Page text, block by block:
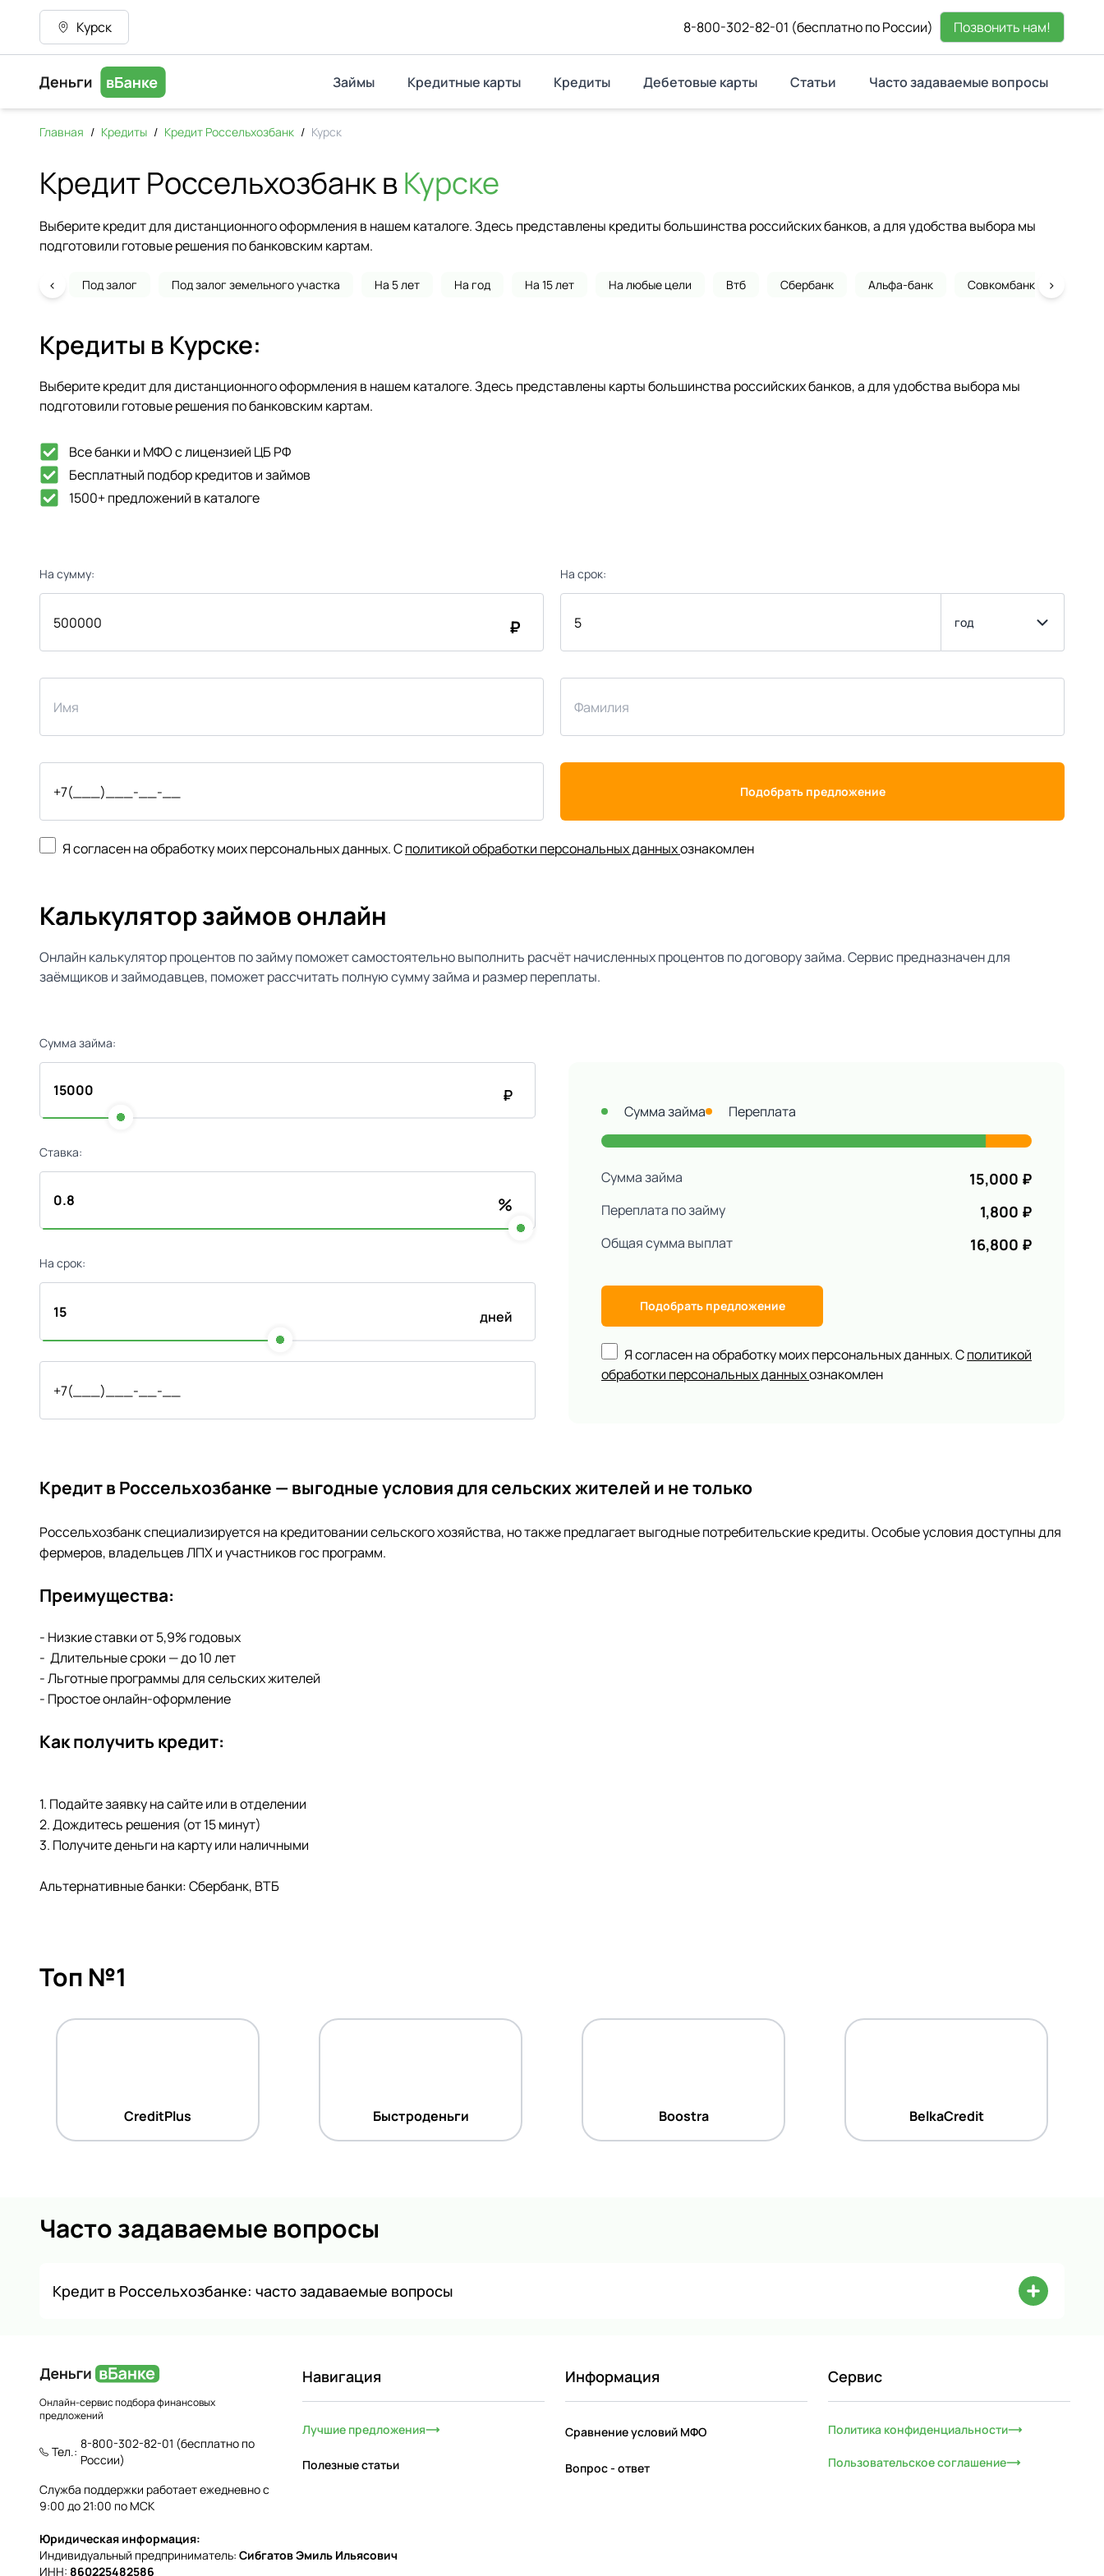
Курск 8-800-302-82-01 (бесплатно по России) Позвонить нам!
Займы Кредитные карты Кредиты Дебетовые карты Статьи Часто задаваемые вопросы
Главная / Кредиты / Кредит Россельхозбанк / Курск
Кредит Россельхозбанк вКурске
Выберите кредит для дистанционного оформления в нашем каталоге. Здесь представлены кредиты большинства российских банков, а для удобства выбора мы
подготовили готовые решения по банковским картам.
Под залог Под залог земельного участка На 5 лет На год На 15 лет На любые цели Втб Сбербанк Альфа-банк Совкомбанк
‹ ›
Кредиты в Курске:
Выберите кредит для дистанционного оформления в нашем каталоге. Здесь представлены карты большинства российских банков, а для удобства выбора мы
подготовили готовые решения по банковским картам.
Все банки и МФО с лицензией ЦБ РФ
Бесплатный подбор кредитов и займов
1500+ предложений в каталоге
На сумму:
₽
На срок:
год
Подобрать предложение
Я согласен на обработку моих персональных данных. Сполитикой обработки персональных данныхознакомлен
Калькулятор займов онлайн
Онлайн калькулятор процентов по займу поможет самостоятельно выполнить расчёт начисленных процентов по договору займа. Сервис предназначен для
заёмщиков и займодавцев, поможет рассчитать полную сумму займа и размер переплаты.
Сумма займа:
₽
Ставка:
%
На срок:
дней
Сумма займа Переплата
Сумма займа 15,000 ₽
Переплата по займу 1,800 ₽
Общая сумма выплат 16,800 ₽
Подобрать предложение
Я согласен на обработку моих персональных данных. Сполитикой
обработки персональных данныхознакомлен
Кредит в Россельхозбанке — выгодные условия для сельских жителей и не только
Россельхозбанк специализируется на кредитовании сельского хозяйства, но также предлагает выгодные потребительские кредиты. Особые условия доступны для
фермеров, владельцев ЛПХ и участников гос программ.
Преимущества:
- Низкие ставки от 5,9% годовых
- Длительные сроки — до 10 лет
- Льготные программы для сельских жителей
- Простое онлайн-оформление
Как получить кредит:
1. Подайте заявку на сайте или в отделении
2. Дождитесь решения (от 15 минут)
3. Получите деньги на карту или наличными
Альтернативные банки: Сбербанк, ВТБ
Топ №1
CreditPlus Быстроденьги Boostra BelkaCredit
Часто задаваемые вопросы
Кредит в Россельхозбанке: часто задаваемые вопросы
Онлайн-сервис подбора финансовых
предложений
Тел.:
8-800-302-82-01 (бесплатно по
России)
Служба поддержки работает ежедневно с
9:00 до 21:00 по МСК
Навигация
Лучшие предложения
Полезные статьи
Информация
Сравнение условий МФО
Вопрос - ответ
Сервис
Политика конфиденциальности
Пользовательское соглашение
Юридическая информация:
Индивидуальный предприниматель: Сибгатов Эмиль Ильясович
ИНН: 860225482586